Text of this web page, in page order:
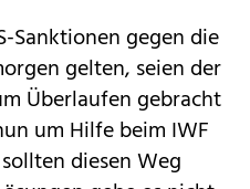
Sanktionen gegen die
gelten, seien der
Überlaufen gebracht
um Hilfe beim IWF
diesen Weg